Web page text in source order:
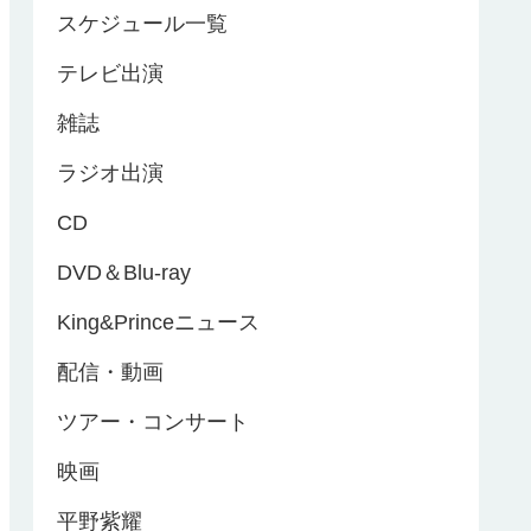
スケジュール一覧
テレビ出演
雑誌
ラジオ出演
CD
DVD＆Blu-ray
King&Princeニュース
配信・動画
ツアー・コンサート
映画
平野紫耀